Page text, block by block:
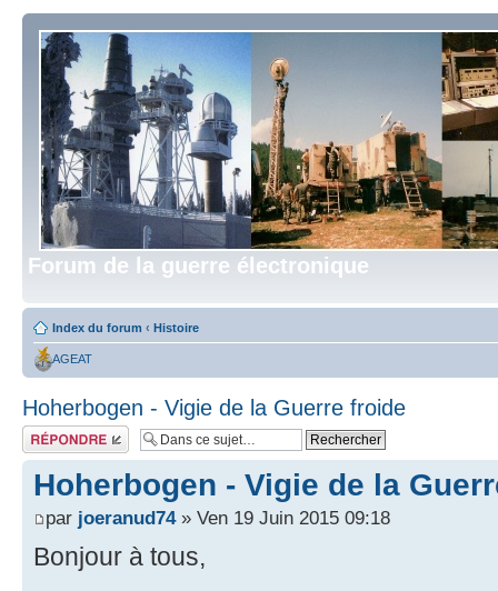
Forum de la guerre électronique
Index du forum ‹ Histoire
AGEAT
Hoherbogen - Vigie de la Guerre froide
Répondre
Hoherbogen - Vigie de la
par joeranud74» Ven 19 Juin 2015 09:18
Bonjour à tous,